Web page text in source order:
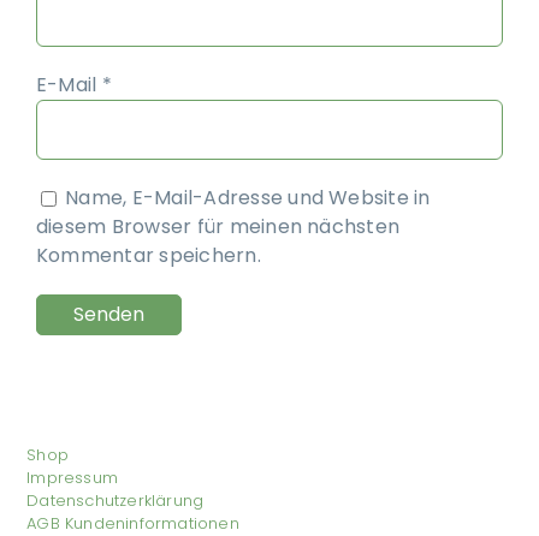
E-Mail *
Name, E-Mail-Adresse und Website in
diesem Browser für meinen nächsten
Kommentar speichern.
Shop
Impressum
Datenschutzerklärung
AGB Kundeninformationen